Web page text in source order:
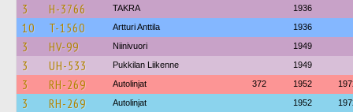
3 H-3766 TAKRA 1936
10 T-1560 Artturi Anttila 1936
3 HV-99 Niinivuori 1949
3 UH-533 Pukkilan Liikenne 1949
3 RH-269 Autolinjat 372 1952
3 RH-269 Autolinjat 1952